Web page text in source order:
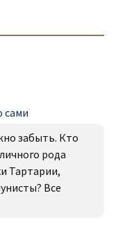
сами
забыть. Кто
рода
Тартарии,
Все